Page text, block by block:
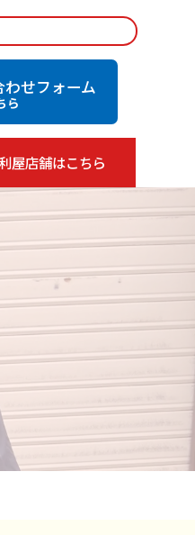
せフォーム
ら
屋店舗はこちら